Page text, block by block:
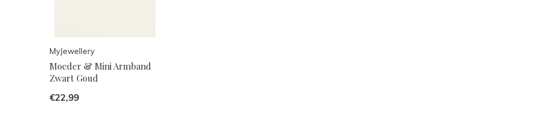
MyJewellery
Moeder & Mini Armband
Zwart Goud
€22,99